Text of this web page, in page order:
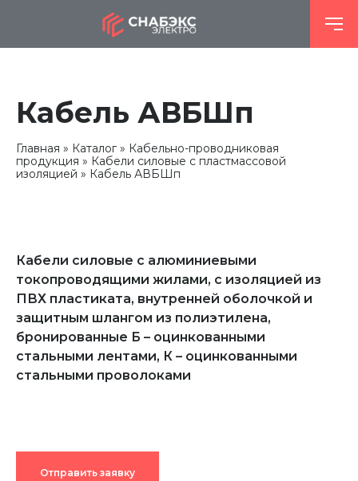
Кабель АВБШп
Главная Каталог
Кабельно-проводниковая
продукция
Кабели силовые с пластмассовой
изоляцией
Кабель АВБШп
Кабели силовые с алюминиевыми
токопроводящими жилами, с изоляцией из
ПВХ пластиката, внутренней оболочкой и
защитным шлангом из полиэтилена,
бронированные Б – оцинкованными
стальными лентами, К – оцинкованными
стальными проволоками
Отправить заявку